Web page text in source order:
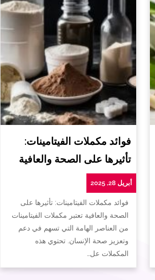
فوائد مكملات الفيتامينات:
تأثيرها على الصحة والعافية
أبريل 28, 2025
فوائد مكملات الفيتامينات: تأثيرها على
الصحة والعافية تعتبر مكملات الفيتامينات
من العناصر الهامة التي تسهم في دعم
وتعزيز صحة الإنسان. تحتوي هذه
المكملات عل…